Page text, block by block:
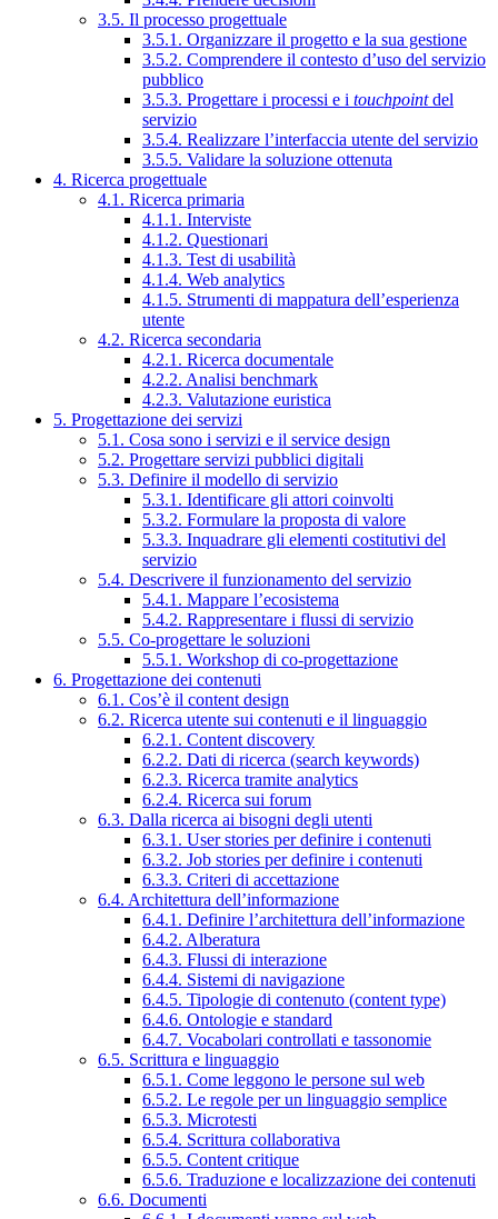
3.5. Il processo progettuale
3.5.1. Organizzare il progetto e la sua gestione
3.5.2. Comprendere il contesto d’uso del servizio
pubblico
3.5.3. Progettare i processi e i touchpointdel
servizio
3.5.4. Realizzare l’interfaccia utente del servizio
3.5.5. Validare la soluzione ottenuta
4. Ricerca progettuale
4.1. Ricerca primaria
4.1.1. Interviste
4.1.2. Questionari
4.1.3. Test di usabilità
4.1.4. Web analytics
4.1.5. Strumenti di mappatura dell’esperienza
utente
4.2. Ricerca secondaria
4.2.1. Ricerca documentale
4.2.2. Analisi benchmark
4.2.3. Valutazione euristica
5. Progettazione dei servizi
5.1. Cosa sono i servizi e il service design
5.2. Progettare servizi pubblici digitali
5.3. Definire il modello di servizio
5.3.1. Identificare gli attori coinvolti
5.3.2. Formulare la proposta di valore
5.3.3. Inquadrare gli elementi costitutivi del
servizio
5.4. Descrivere il funzionamento del servizio
5.4.1. Mappare l’ecosistema
5.4.2. Rappresentare i flussi di servizio
5.5. Co-progettare le soluzioni
5.5.1. Workshop di co-progettazione
6. Progettazione dei contenuti
6.1. Cos’è il content design
6.2. Ricerca utente sui contenuti e il linguaggio
6.2.1. Content discovery
6.2.2. Dati di ricerca (search keywords)
6.2.3. Ricerca tramite analytics
6.2.4. Ricerca sui forum
6.3. Dalla ricerca ai bisogni degli utenti
6.3.1. User stories per definire i contenuti
6.3.2. Job stories per definire i contenuti
6.3.3. Criteri di accettazione
6.4. Architettura dell’informazione
6.4.1. Definire l’architettura dell’informazione
6.4.2. Alberatura
6.4.3. Flussi di interazione
6.4.4. Sistemi di navigazione
6.4.5. Tipologie di contenuto (content type)
6.4.6. Ontologie e standard
6.4.7. Vocabolari controllati e tassonomie
6.5. Scrittura e linguaggio
6.5.1. Come leggono le persone sul web
6.5.2. Le regole per un linguaggio semplice
6.5.3. Microtesti
6.5.4. Scrittura collaborativa
6.5.5. Content critique
6.5.6. Traduzione e localizzazione dei contenuti
6.6. Documenti